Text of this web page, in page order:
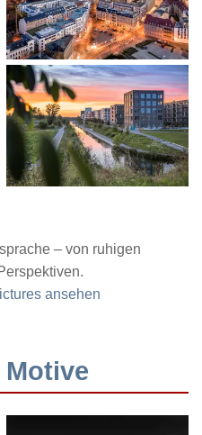
– von ruhigen
ansehen
Motive